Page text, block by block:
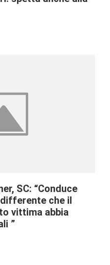
SC: “Conduce
che il
vittima abbia
”